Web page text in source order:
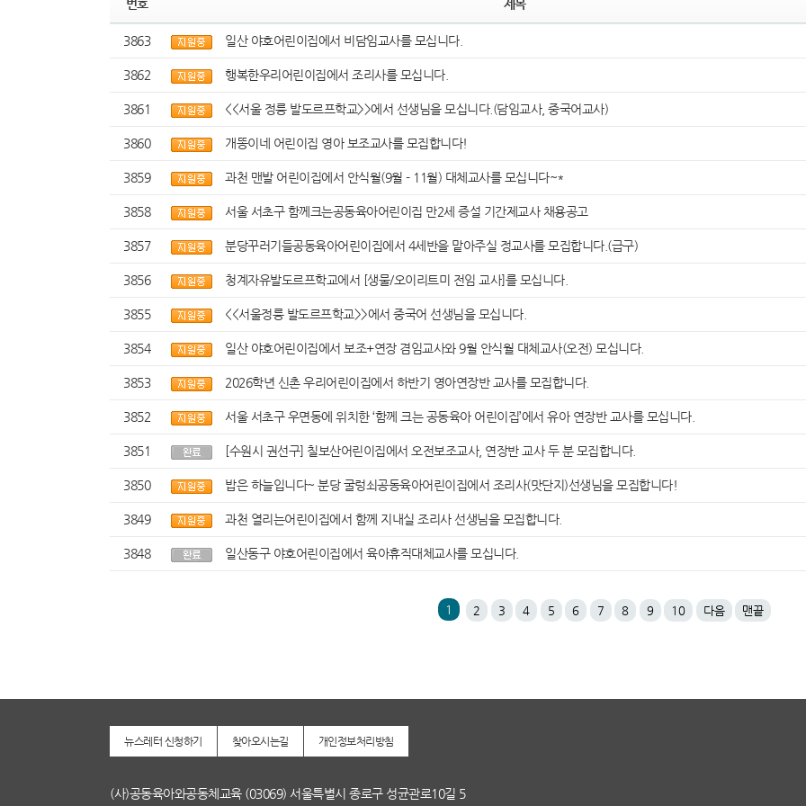
번호 제목
3863 일산 야호어린이집에서 비담임교사를 모십니다.
3862 행복한우리어린이집에서 조리사를 모십니다.
3861 <<서울 정릉 발도르프학교>>에서 선생님을 모십니다.(담임교사, 중국어교사)
3860 개똥이네 어린이집 영아 보조교사를 모집합니다!
3859 과천 맨발 어린이집에서 안식월(9월 - 11월) 대체교사를 모십니다~*
3858 서울 서초구 함께크는공동육아어린이집 만2세 증설 기간제교사 채용공고
3857 분당꾸러기들공동육아어린이집에서 4세반을 맡아주실 정교사를 모집합니다.(급구)
3856 청계자유발도르프학교에서 [생물/오이리트미 전임 교사]를 모십니다.
3855 <<서울정릉 발도르프학교>>에서 중국어 선생님을 모십니다.
3854 일산 야호어린이집에서 보조+연장 겸임교사와 9월 안식월 대체교사(오전) 모십니다.
3853 2026학년 신촌 우리어린이집에서 하반기 영아연장반 교사를 모집합니다.
3852 서울 서초구 우면동에 위치한 ‘함께 크는 공동육아 어린이집’에서 유아 연장반 교사를 모십니다.
3851 [수원시 권선구] 칠보산어린이집에서 오전보조교사, 연장반 교사 두 분 모집합니다.
3850 밥은 하늘입니다~ 분당 굴렁쇠공동육아어린이집에서 조리사(맛단지)선생님을 모집합니다!
3849 과천 열리는어린이집에서 함께 지내실 조리사 선생님을 모집합니다.
3848 일산동구 야호어린이집에서 육아휴직대체교사를 모십니다.
1 2 3 4 5 6 7 8 9 10 다음 맨끝
뉴스레터 신청하기 찾아오시는길 개인정보처리방침
(사)공동육아와공동체교육 (03069) 서울특별시 종로구 성균관로10길 5